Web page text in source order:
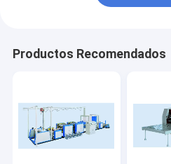
Productos Recomendados